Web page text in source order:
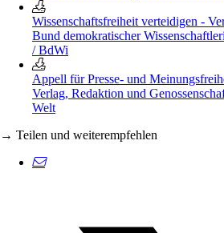
Wissenschaftsfreiheit verteidigen -
Bund demokratischer
/ BdWi
Appell für Presse- und
Verlag, Redaktion und
Welt
→ Teilen und weiterempfehlen